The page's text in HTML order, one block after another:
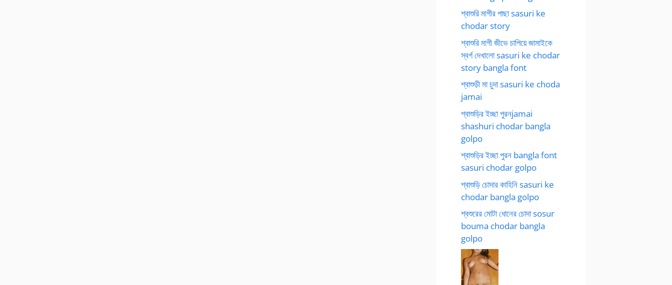
শ্বাশুরি মাগীর পাছা sasuri ke
chodar story
শ্বাশুরি মাগী জীভে চাপিয়ে জামাইকে
স্বর্গ দেখালো sasuri ke chodar
story bangla font
শ্বাশুড়ী মা চুদা sasuri ke choda
jamai
শ্বাশুড়ির ইচ্ছা পুরনjamai
shashuri chodar bangla
golpo
শ্বাশুড়ির ইচ্ছা পুরন bangla font
sasuri chodar golpo
শ্বাশুড়ি চোদার কাহিনি sasuri ke
chodar bangla golpo
শ্বশুরের মোটা ধোনের চোদা sosur
bouma chodar bangla
golpo